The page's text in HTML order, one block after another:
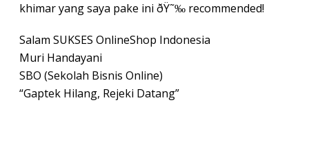
khimar yang saya pake ini ðŸ˜‰ recommended!
Salam SUKSES OnlineShop Indonesia
Muri Handayani
SBO (Sekolah Bisnis Online)
“Gaptek Hilang, Rejeki Datang”